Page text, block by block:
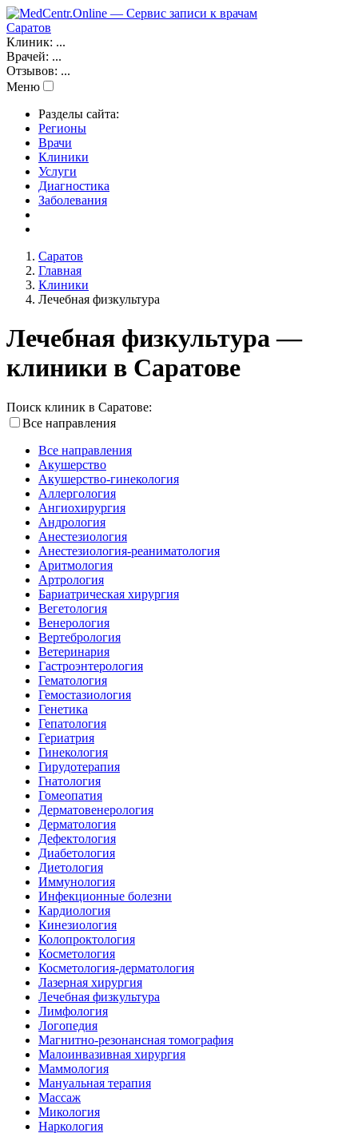
Саратов
Клиник: ...
Врачей: ...
Отзывов: ...
Меню
Разделы сайта:
Регионы
Врачи
Клиники
Услуги
Диагностика
Заболевания
Саратов
Главная
Клиники
Лечебная физкультура
Лечебная физкультура —
клиники в Саратове
Поиск клиник в Саратове:
Все направления
Все направления
Акушерство
Акушерство-гинекология
Аллергология
Ангиохирургия
Андрология
Анестезиология
Анестезиология-реаниматология
Аритмология
Артрология
Бариатрическая хирургия
Вегетология
Венерология
Вертебрология
Ветеринария
Гастроэнтерология
Гематология
Гемостазиология
Генетика
Гепатология
Гериатрия
Гинекология
Гирудотерапия
Гнатология
Гомеопатия
Дерматовенерология
Дерматология
Дефектология
Диабетология
Диетология
Иммунология
Инфекционные болезни
Кардиология
Кинезиология
Колопроктология
Косметология
Косметология-дерматология
Лазерная хирургия
Лечебная физкультура
Лимфология
Логопедия
Магнитно-резонансная томография
Малоинвазивная хирургия
Маммология
Мануальная терапия
Массаж
Микология
Наркология